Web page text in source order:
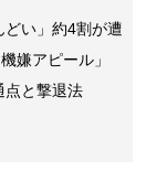
どい」約4割が遭
嫌アピール」
点と撃退法